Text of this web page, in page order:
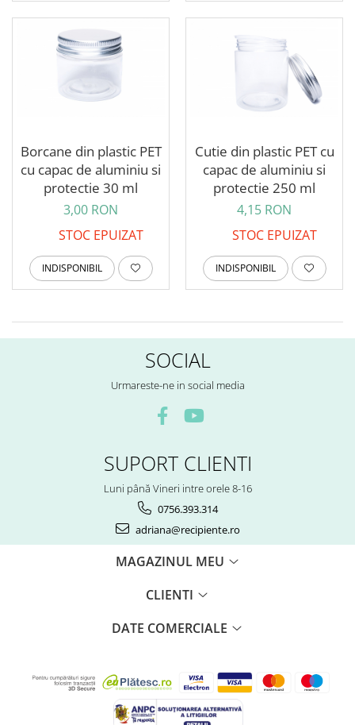
Borcane din plastic PET
cu capac de aluminiu si
protectie 30 ml
3,00 RON
STOC EPUIZAT
INDISPONIBIL
Cutie din plastic PET cu
capac de aluminiu si
protectie 250 ml
4,15 RON
STOC EPUIZAT
INDISPONIBIL
SOCIAL
Urmareste-ne in social media
SUPORT CLIENTI
Luni până Vineri intre orele 8-16
0756.393.314
adriana@recipiente.ro
MAGAZINUL MEU
CLIENTI
DATE COMERCIALE